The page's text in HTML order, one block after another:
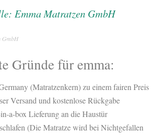
GmbH
Gründe für emma:
(Matratzenkern) zu einem fairen Preis
Versand und kostenlose Rückgabe
a-box Lieferung an die Haustür
(Die Matratze wird bei Nichtgefallen